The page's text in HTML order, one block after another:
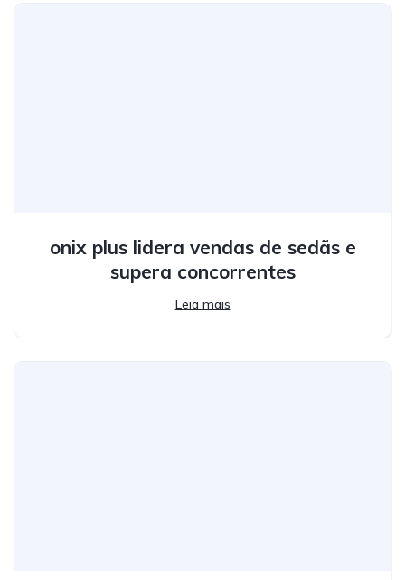
onix plus lidera vendas de sedãs e
supera concorrentes
Leia mais